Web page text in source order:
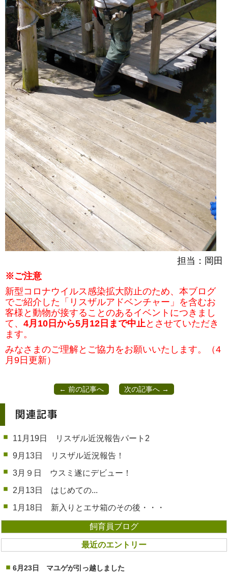
担当：岡田
※ご注意
新型コロナウイルス感染拡大防止のため、本ブログ
でご紹介した「リスザルアドベンチャー」を含むお
客様と動物が接することのあるイベントにつきまし
て、 4月10日から5月12日まで中止 とさせていただき
ます。
みなさまのご理解とご協力をお願いいたします。（4
月9日更新）
← 前の記事へ 次の記事へ →
関連記事
11月19日 リスザル近況報告パート2
9月13日 リスザル近況報告！
3月９日 ウスミ遂にデビュー！
2月13日 はじめての...
1月18日 新入りとエサ箱のその後・・・
飼育員ブログ
最近のエントリー
6月23日 マユゲが引っ越しました